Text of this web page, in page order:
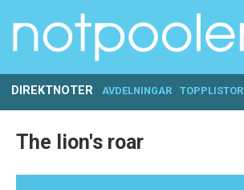
DIREKTNOTER AVDELNINGAR TOPPLISTOR
The lion's roar